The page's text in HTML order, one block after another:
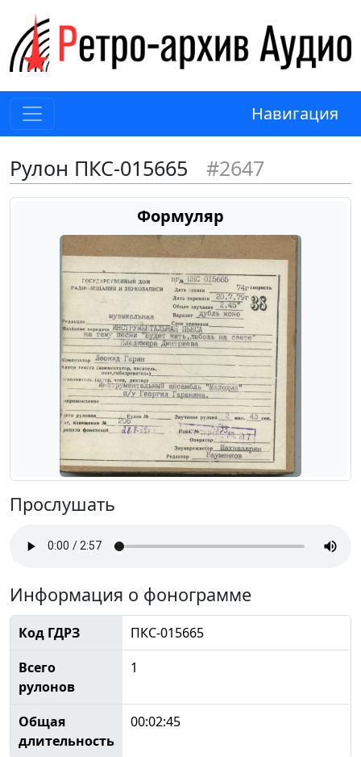
Навигация
Рулон ПКС-015665 #2647
Формуляр
Прослушать
Информация о фонограмме
Код ГДРЗ
ПКС-015665
Всего
рулонов
1
Общая
длительность
00:02:45